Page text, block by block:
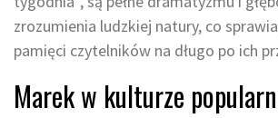
zrozumienia ludzkiej natury, co
pamięci czytelników na długo po ich
Marek w kulturze